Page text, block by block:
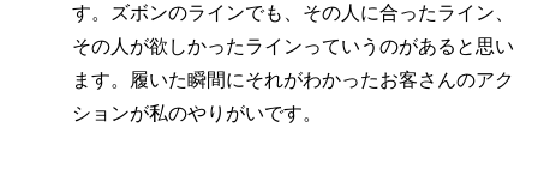
す。ズボンのラインでも、その人に合ったライン、
その人が欲しかったラインっていうのがあると思い
ます。履いた瞬間にそれがわかったお客さんのアク
ションが私のやりがいです。